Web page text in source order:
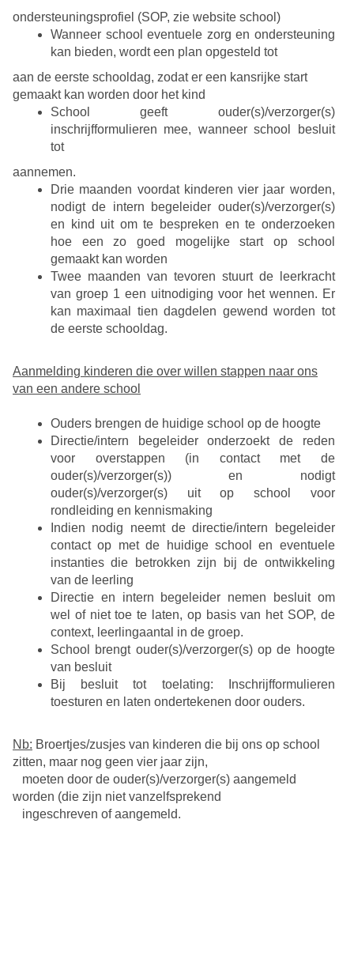
ondersteuningsprofiel (SOP, zie website school)
Wanneer school eventuele zorg en ondersteuning
kan bieden, wordt een plan opgesteld tot
aan de eerste schooldag, zodat er een kansrijke start
gemaakt kan worden door het kind
School geeft ouder(s)/verzorger(s)
inschrijfformulieren mee, wanneer school besluit
tot
aannemen.
Drie maanden voordat kinderen vier jaar worden,
nodigt de intern begeleider ouder(s)/verzorger(s)
en kind uit om te bespreken en te onderzoeken
hoe een zo goed mogelijke start op school
gemaakt kan worden
Twee maanden van tevoren stuurt de leerkracht
van groep 1 een uitnodiging voor het wennen. Er
kan maximaal tien dagdelen gewend worden tot
de eerste schooldag.
Aanmelding kinderen die over willen stappen naar ons
van een andere school
Ouders brengen de huidige school op de hoogte
Directie/intern begeleider onderzoekt de reden
voor overstappen (in contact met de
ouder(s)/verzorger(s)) en nodigt
ouder(s)/verzorger(s) uit op school voor
rondleiding en kennismaking
Indien nodig neemt de directie/intern begeleider
contact op met de huidige school en eventuele
instanties die betrokken zijn bij de ontwikkeling
van de leerling
Directie en intern begeleider nemen besluit om
wel of niet toe te laten, op basis van het SOP, de
context, leerlingaantal in de groep.
School brengt ouder(s)/verzorger(s) op de hoogte
van besluit
Bij besluit tot toelating: Inschrijfformulieren
toesturen en laten ondertekenen door ouders.
Nb: Broertjes/zusjes van kinderen die bij ons op school
zitten, maar nog geen vier jaar zijn,
moeten door de ouder(s)/verzorger(s) aangemeld
worden (die zijn niet vanzelfsprekend
ingeschreven of aangemeld.